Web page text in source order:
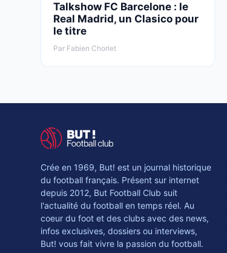
Talkshow FC Barcelone : le
Real Madrid, un Clasico pour
le titre
Par Fabien Chorlet
Crée en 1969, But! est un journal historique
du football français. Présent sur internet
depuis 2012, But Football Club suit
l'actualité du football en temps réel. Au
coeur du foot et des clubs avec des news,
infos exclusives, dossiers ou interviews,
But! vous fait vivre la passion du football.